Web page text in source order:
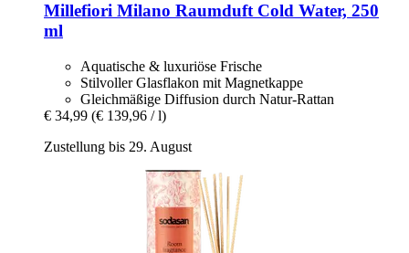
Millefiori Milano Raumduft Cold Water, 250
ml
Aquatische & luxuriöse Frische
Stilvoller Glasflakon mit Magnetkappe
Gleichmäßige Diffusion durch Natur-Rattan
€ 34,99 (€ 139,96 / l)
Zustellung bis 29. August